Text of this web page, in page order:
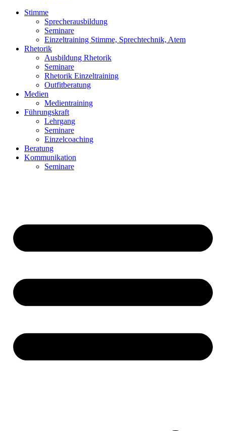
Stimme
Sprecherausbildung
Seminare
Einzeltraining Stimme, Sprechtechnik, Atem
Rhetorik
Ausbildung Rhetorik
Seminare
Rhetorik Einzeltraining
Outfitberatung
Medien
Medientraining
Führungskraft
Lehrgang
Seminare
Einzelcoaching
Beratung
Kommunikation
Seminare